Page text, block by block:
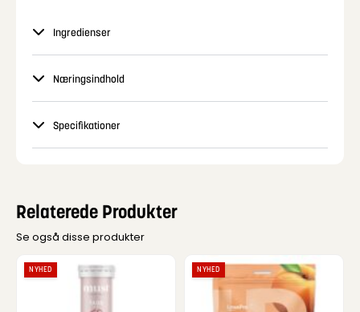
Ingredienser
Næringsindhold
Specifikationer
Relaterede Produkter
Se også disse produkter
NYHED NYHED